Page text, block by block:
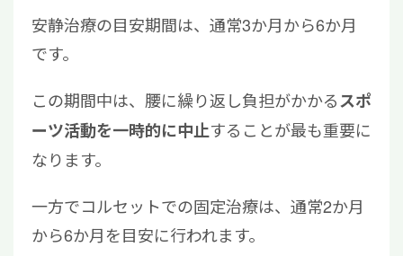
安静治療の目安期間は、通常3か月から6か月
です。
この期間中は、腰に繰り返し負担がかかるスポ
ーツ活動を一時的に中止することが最も重要に
なります。
一方でコルセットでの固定治療は、通常2か月
から6か月を目安に行われます。